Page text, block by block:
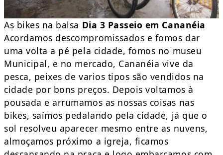
As bikes na balsa Dia 3 Passeio em Cananéia
Acordamos descompromissados e fomos dar
uma volta a pé pela cidade, fomos no museu
Municipal, e no mercado, Cananéia vive da
pesca, peixes de varios tipos são vendidos na
cidade por bons preços. Depois voltamos à
pousada e arrumamos as nossas coisas nas
bikes, saímos pedalando pela cidade, já que o
sol resolveu aparecer mesmo entre as nuvens,
almoçamos próximo a igreja, ficamos